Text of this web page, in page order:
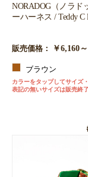
NORADOG（ノラド
ーハーネス / Teddy C
販売価格： ￥6,160
ブラウン
カラーをタップしてサイズ
表記の無いサイズは販売終了